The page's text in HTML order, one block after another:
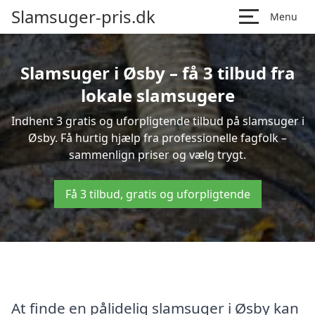
Slamsuger-pris.dk Menu
Slamsuger i Øsby – få 3 tilbud fra
lokale slamsugere
Indhent 3 gratis og uforpligtende tilbud på slamsuger i
Øsby. Få hurtig hjælp fra professionelle fagfolk –
sammenlign priser og vælg trygt.
Få 3 tilbud, gratis og uforpligtende
At finde en pålidelig slamsuger i Øsby kan